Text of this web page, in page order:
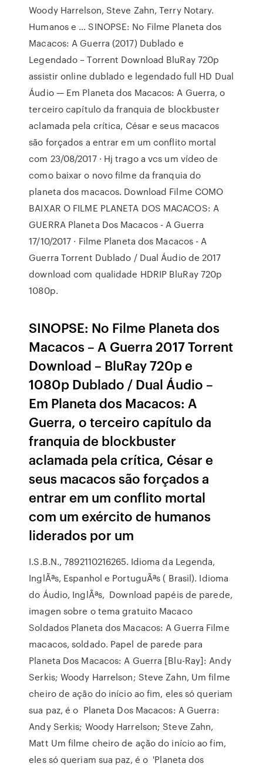
Woody Harrelson, Steve Zahn, Terry Notary.
Humanos e … SINOPSE: No Filme Planeta dos
Macacos: A Guerra (2017) Dublado e
Legendado – Torrent Download BluRay 720p
assistir online dublado e legendado full HD Dual
Áudio — Em Planeta dos Macacos: A Guerra, o
terceiro capítulo da franquia de blockbuster
aclamada pela crítica, César e seus macacos
são forçados a entrar em um conflito mortal
com 23/08/2017 · Hj trago a vcs um vídeo de
como baixar o novo filme da franquia do
planeta dos macacos. Download Filme COMO
BAIXAR O FILME PLANETA DOS MACACOS: A
GUERRA Planeta Dos Macacos - A Guerra
17/10/2017 · Filme Planeta dos Macacos - A
Guerra Torrent Dublado / Dual Áudio de 2017
download com qualidade HDRIP BluRay 720p
1080p.
SINOPSE: No Filme Planeta dos
Macacos – A Guerra 2017 Torrent
Download – BluRay 720p e
1080p Dublado / Dual Áudio –
Em Planeta dos Macacos: A
Guerra, o terceiro capítulo da
franquia de blockbuster
aclamada pela crítica, César e
seus macacos são forçados a
entrar em um conflito mortal
com um exército de humanos
liderados por um
I.S.B.N., 7892110216265. Idioma da Legenda,
InglÃªs, Espanhol e PortuguÃªs ( Brasil). Idioma
do Áudio, InglÃªs, Download papéis de parede,
imagen sobre o tema gratuito Macaco
Soldados Planeta dos Macacos: A Guerra Filme
macacos, soldado. Papel de parede para
Planeta Dos Macacos: A Guerra [Blu-Ray]: Andy
Serkis; Woody Harrelson; Steve Zahn, Um filme
cheiro de ação do início ao fim, eles só queriam
sua paz, é o Planeta Dos Macacos: A Guerra:
Andy Serkis; Woody Harrelson; Steve Zahn,
Matt Um filme cheiro de ação do início ao fim,
eles só queriam sua paz, é o 'Planeta dos